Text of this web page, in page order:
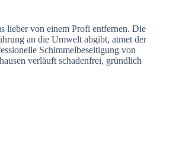
lieber von einem Profi entfernen. Die
an die Umwelt abgibt, atmet der
Schimmelbeseitigung von
verläuft schadenfrei, gründlich